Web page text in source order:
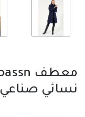
نسائي صناعي